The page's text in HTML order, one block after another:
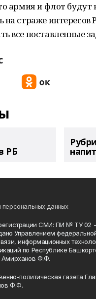
армия и флот будут
на страже интересов
все поставленные
РБ
данных
СМИ: ПИ № ТУ 02 -
Управлением
информационных
по Республике
Амирханов Ф.Ф.
политическая газета
Ф.Ф.